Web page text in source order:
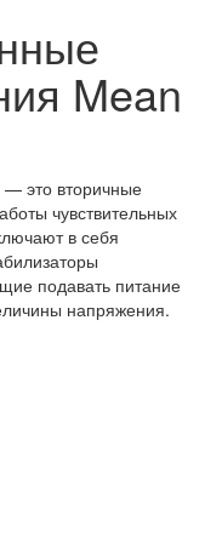
Mean
— это вторичные
чувствительных
в себя
подавать питание
напряжения.